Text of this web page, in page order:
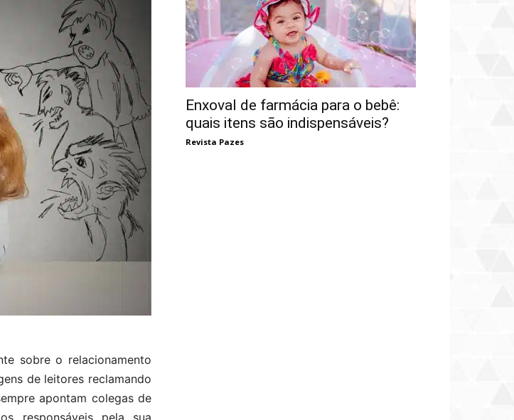
sobre o relacionamento
de leitores reclamando
apontam colegas de
responsáveis pela sua
Enxoval de farmácia para o bebê:
quais itens são indispensáveis?
Revista Pazes